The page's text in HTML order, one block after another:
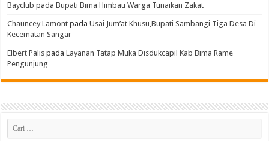
Bayclub padaBupati Bima Himbau Warga Tunaikan Zakat
Chauncey Lamont padaUsai Jum’at Khusu,Bupati Sambangi Tiga Desa Di
Kecematan Sangar
Elbert Palis padaLayanan Tatap Muka Disdukcapil Kab Bima Rame
Pengunjung